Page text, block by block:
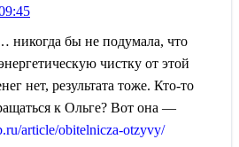
никогда бы не подумала, что
чистку от этой
нет, результата тоже. Кто-то
к Ольге? Вот она —
article/obitelnicza-otzyvy/